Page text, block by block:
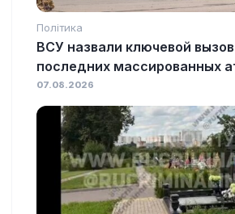
Політика
ВСУ назвали ключевой
последних массированных
07.08.2026